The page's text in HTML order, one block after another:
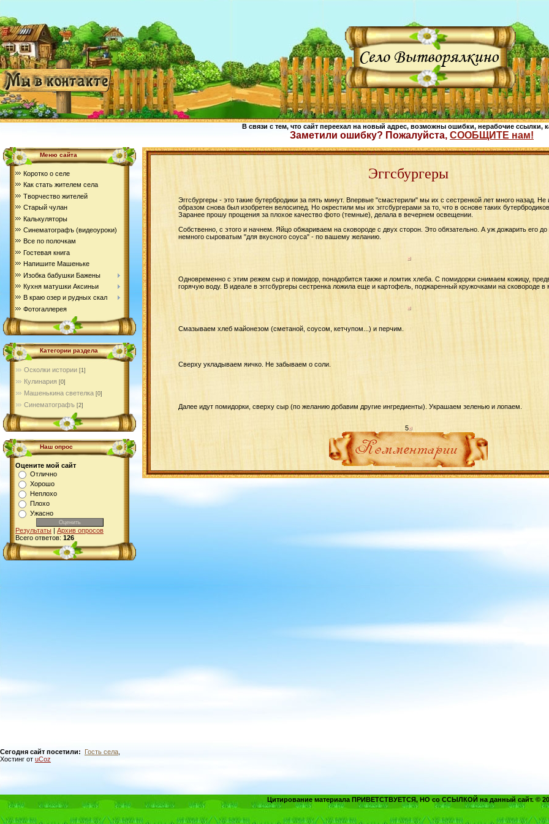
В связи с тем, что сайт переехал на новый адрес, возможны ошибки, нерабочие ссылки,
Заметили ошибку? Пожалуйста, СООБЩИТЕ нам!
Меню сайта
Коротко о селе
Как стать жителем села
Творчество жителей
Старый чулан
Калькуляторы
Синематографъ (видеоуроки)
Все по полочкам
Гостевая книга
Напишите Машеньке
Изобка бабушки Бажены
Кухня матушки Аксиньи
В краю озер и рудных скал
Фотогаллерея
Категории раздела
Осколки истории [1]
Кулинария [0]
Машенькина светелка [0]
Синематографъ [2]
Наш опрос
Оцените мой сайт
Отлично
Хорошо
Неплохо
Плохо
Ужасно
Результаты | Архив опросов
Всего ответов: 126
Эггсбургеры
Эггсбургеры - это такие бутербродики за пять минут. Впервые "смастерили" мы их с сестренкой лет много назад. Не
образом снова был изобретен велосипед. Но окрестили мы их эггсбургерами за то, что в основе таких
Заранее прошу прощения за плохое качество фото (темные), делала в вечернем освещении.
Собственно, с этого и начнем. Яйцо обжариваем на сковороде с двух сторон. Это обязательно. А уж дожарить его до
немного сыроватым "для вкусного соуса" - по вашему желанию.
Одновременно с этим режем сыр и помидор, понадобится также и ломтик хлеба. С помидорки снимаем кожицу,
горячую воду. В идеале в эггсбургеры сестренка ложила еще и картофель, поджаренный кружочками на сковороде в
Смазываем хлеб майонезом (сметаной, соусом, кетчупом...) и перчим.
Сверху укладываем яичко. Не забываем о соли.
Далее идут помидорки, сверху сыр (по желанию добавим другие ингредиенты). Украшаем зеленью и лопаем.
5
Сегодня сайт посетили: Гость села
Хостинг от uCoz
Цитирование материала ПРИВЕТСТВУЕТСЯ, НО со ССЫЛКОЙ на данный сайт. ©